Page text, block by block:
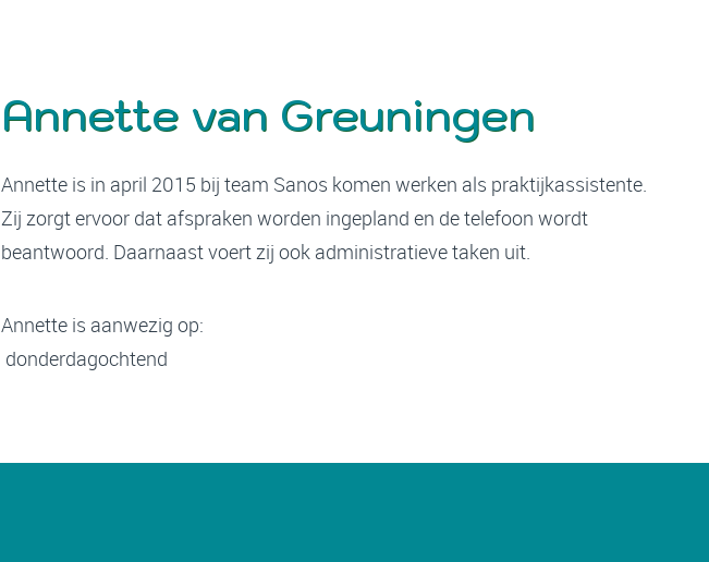
Annette van Greuningen
Annette is in april 2015 bij team Sanos komen werken als praktijkassistente.
Zij zorgt ervoor dat afspraken worden ingepland en de telefoon wordt
beantwoord. Daarnaast voert zij ook administratieve taken uit.
Annette is aanwezig op:
donderdagochtend